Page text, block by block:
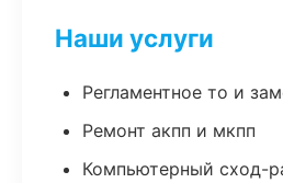
Наши услуги
Регламентное то и
Ремонт акпп и мкпп
Компьютерный сход-